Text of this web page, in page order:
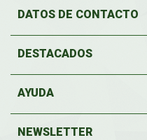
DATOS DE CONTACTO
DESTACADOS
AYUDA
NEWSLETTER